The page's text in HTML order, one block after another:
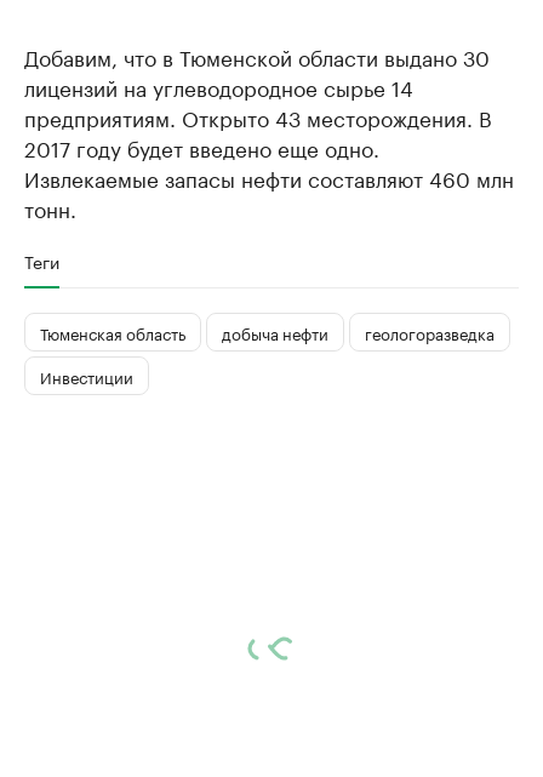
Добавим, что в Тюменской области выдано 30
лицензий на углеводородное сырье 14
предприятиям. Открыто 43 месторождения. В
2017 году будет введено еще одно.
Извлекаемые запасы нефти составляют 460 млн
тонн.
Теги
Тюменская область добыча нефти
геологоразведка
Инвестиции